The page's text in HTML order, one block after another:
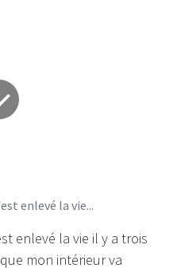
enlevé la vie...
enlevé la vie il y a trois
mon intérieur va